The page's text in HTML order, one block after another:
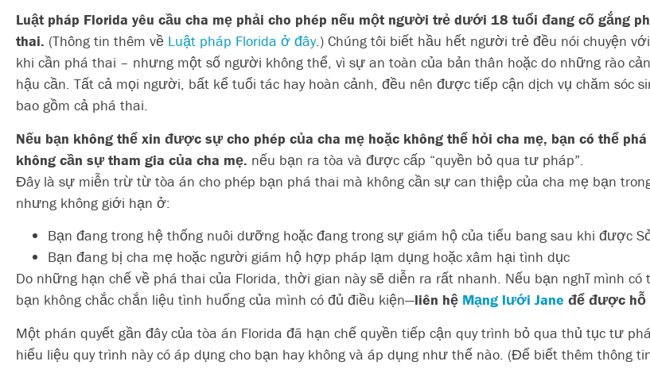
Luật pháp Florida yêu cầu cha mẹ phải cho phép nếu một người trẻ dưới 18 tuổi đang cố gắng
thai. (Thông tin thêm về Luật pháp Florida ở đây.) Chúng tôi biết hầu hết người trẻ đều nói chuyện
khi cần phá thai – nhưng một số người không thể, vì sự an toàn của bản thân hoặc do những rào
hậu cần. Tất cả mọi người, bất kể tuổi tác hay hoàn cảnh, đều nên được tiếp cận dịch vụ chăm sóc
bao gồm cả phá thai.
Nếu bạn không thể xin được sự cho phép của cha mẹ hoặc không thể hỏi cha mẹ, bạn có thể
không cần sự tham gia của cha mẹ. nếu bạn ra tòa và được cấp “quyền bỏ qua tư pháp”.
Đây là sự miễn trừ từ tòa án cho phép bạn phá thai mà không cần sự can thiệp của cha mẹ bạn
nhưng không giới hạn ở:
Bạn đang trong hệ thống nuôi dưỡng hoặc đang trong sự giám hộ của tiểu bang sau khi được
Bạn đang bị cha mẹ hoặc người giám hộ hợp pháp lạm dụng hoặc xâm hại tình dục
Do những hạn chế về phá thai của Florida, thời gian này sẽ diễn ra rất nhanh. Nếu bạn nghĩ mình
bạn không chắc chắn liệu tình huống của mình có đủ điều kiện—liên hệ Mạng lưới Jane để được hỗ
Một phán quyết gần đây của tòa án Florida đã hạn chế quyền tiếp cận quy trình bỏ qua thủ tục tư
hiểu liệu quy trình này có áp dụng cho bạn hay không và áp dụng như thế nào. (Để biết thêm thông